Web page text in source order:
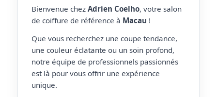
Bienvenue chez Adrien Coelho, votre salon
de coiffure de référence à Macau !
Que vous recherchez une coupe tendance,
une couleur éclatante ou un soin profond,
notre équipe de professionnels passionnés
est là pour vous offrir une expérience
unique.